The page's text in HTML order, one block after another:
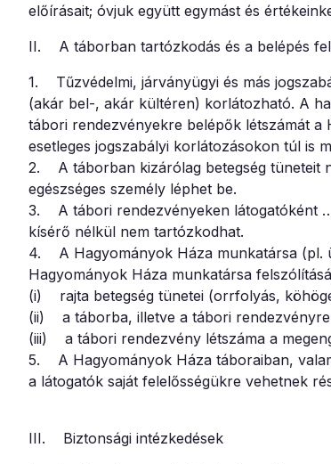
előírásait; óvjuk együtt egymást és
II. A táborban tartózkodás és a belépés
1. Tűzvédelmi, járványügyi és más
(akár bel-, akár kültéren) korlátozható. A
tábori rendezvényekre belépők létszámát
esetleges jogszabályi korlátozásokon túl is
2. A táborban kizárólag betegség tüneteit
egészséges személy léphet be.
3. A tábori rendezvényeken látogatóként
kísérő nélkül nem tartózkodhat.
4. A Hagyományok Háza munkatársa (pl.
Hagyományok Háza munkatársa
(i) rajta betegség tünetei (orrfolyás,
(ii) a táborba, illetve a tábori rendezvényre
(iii) a tábori rendezvény létszáma a
5. A Hagyományok Háza táboraiban,
a látogatók saját felelősségükre vehetnek
III. Biztonsági intézkedések